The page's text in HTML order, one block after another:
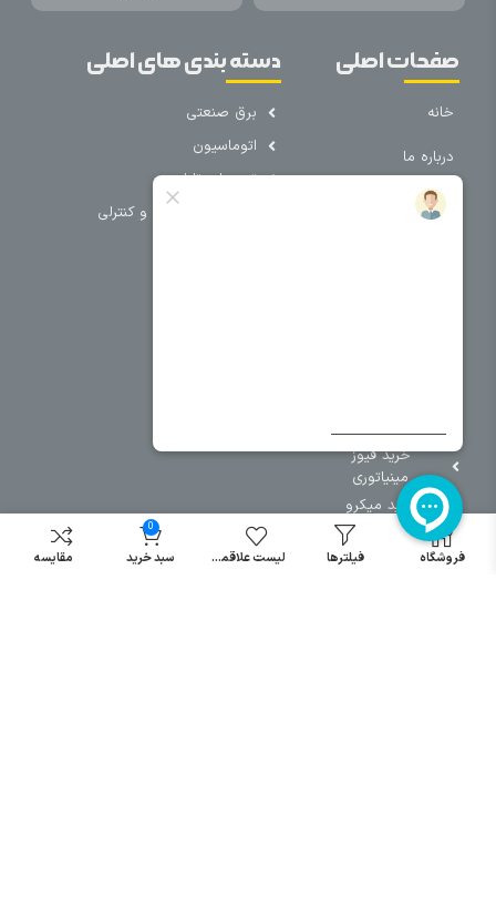
صفحات اصلی
خانه
درباره ما
تماس با ما
دسته بندی های اصلی
برق صنعتی
اتوماسیون
تجهیزات تابلویی
تجهیزات حفاظتی و کنترلی
خرید فیوز
مینیاتوری
خرید میکرو
سوئیچ
خرید پدال
فروشگاه فیلترها لیست علاقمندی
0
سبد خرید مقایسه